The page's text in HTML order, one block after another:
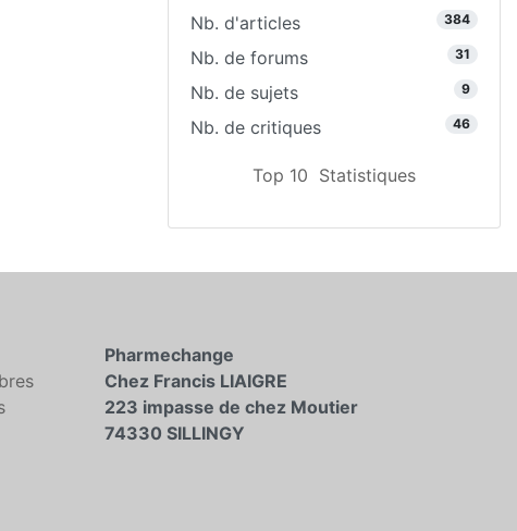
Nb. d'articles 384
Nb. de forums 31
Nb. de sujets 9
Nb. de critiques 46
Top 10 Statistiques
Pharmechange
Chez Francis LIAIGRE
223 impasse de chez Moutier
74330 SILLINGY